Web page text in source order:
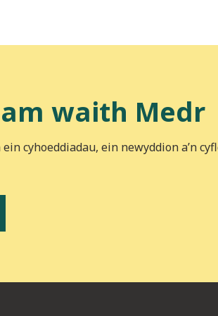
waith Medr
cyhoeddiadau, ein newyddion a’n